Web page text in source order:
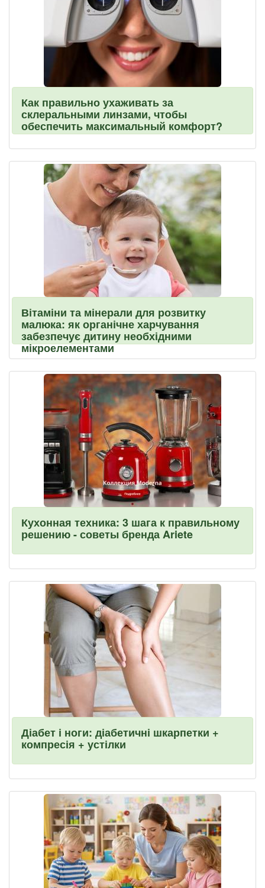
Как правильно ухаживать за
склеральными линзами, чтобы
обеспечить максимальный комфорт?
Вітаміни та мінерали для розвитку
малюка: як органічне харчування
забезпечує дитину необхідними
мікроелементами
Кухонная техника: 3 шага к правильному
решению - советы бренда Ariete
Діабет і ноги: діабетичні шкарпетки +
компресія + устілки